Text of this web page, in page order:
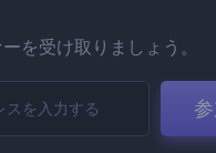
を受け取りましょう。